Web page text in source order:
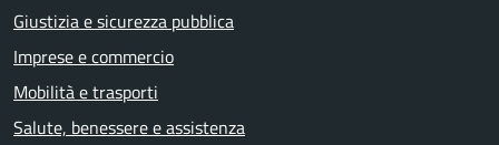
Giustizia e sicurezza pubblica
Imprese e commercio
Mobilità e trasporti
Salute, benessere e assistenza